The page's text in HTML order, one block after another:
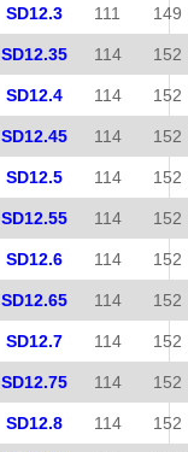
SD12.3 111 149
SD12.35 114 152
SD12.4 114 152
SD12.45 114 152
SD12.5 114 152
SD12.55 114 152
SD12.6 114 152
SD12.65 114 152
SD12.7 114 152
SD12.75 114 152
SD12.8 114 152